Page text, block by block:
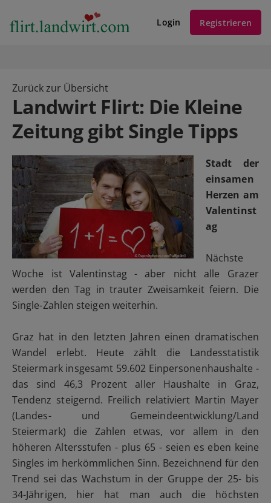
Login Registrieren
Zurück zur Übersicht
Landwirt Flirt: Die Kleine
Zeitung gibt Single Tipps
Stadt der
einsamen
Herzen am
Valentinst
ag
Nächste
Woche ist Valentinstag - aber nicht alle Grazer
werden den Tag in trauter Zweisamkeit feiern. Die
Single-Zahlen steigen weiterhin.
Graz hat in den letzten Jahren einen dramatischen
Wandel erlebt. Heute zählt die Landesstatistik
Steiermark insgesamt 59.602 Einpersonenhaushalte -
das sind 46,3 Prozent aller Haushalte in Graz,
Tendenz steigernd. Freilich relativiert Martin Mayer
(Landes- und Gemeindeentwicklung/Land
Steiermark) die Zahlen etwas, vor allem in den
höheren Altersstufen - plus 65 - seien es eben keine
Singles im herkömmlichen Sinn. Bezeichnend für den
Trend sei das Wachstum in der Gruppe der 25- bis
34-Jährigen, hier hat man auch die höchsten